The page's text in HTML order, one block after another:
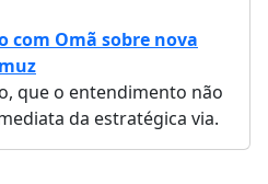
com Omã sobre nova
que o entendimento não
da estratégica via.